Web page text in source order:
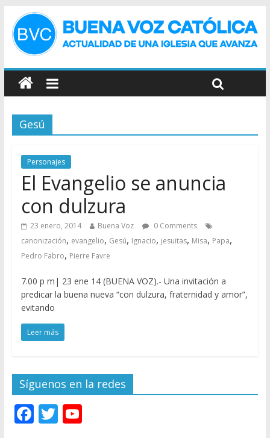
Gesú
Personajes
El Evangelio se anuncia
con dulzura
23 enero, 2014 Buena Voz
0 Comments
canonización, evangelio, Gesú, Ignacio, jesuitas, Misa, Papa,
Pedro Fabro, Pierre Favre
7.00 p m| 23 ene 14 (BUENA VOZ).- Una invitación a
predicar la buena nueva “con dulzura, fraternidad y amor”,
evitando
Leer más
Síguenos en la redes
F T Y